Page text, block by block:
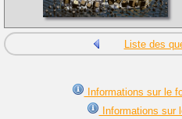
Liste des
Informations sur le
Informations sur